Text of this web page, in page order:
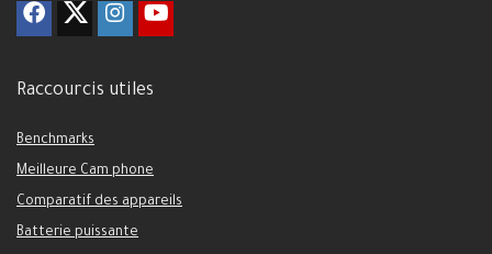
Raccourcis utiles
Benchmarks
Meilleure Cam phone
Comparatif des appareils
Batterie puissante